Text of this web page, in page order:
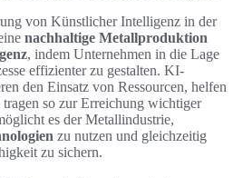
von Künstlicher Intelligenz in der
nachhaltige Metallproduktion
, indem Unternehmen in die Lage
effizienter zu gestalten. KI-
den Einsatz von Ressourcen, helfen
so zur Erreichung wichtiger
es der Metallindustrie,
zu nutzen und gleichzeitig
zu sichern.